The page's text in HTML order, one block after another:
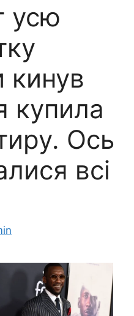
усю
кинув
купила
Ось
всі